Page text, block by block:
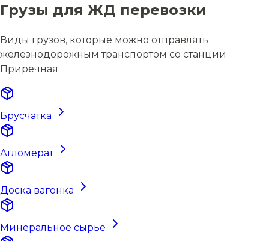
Грузы для ЖД перевозки
Виды грузов, которые можно отправлять
железнодорожным транспортом со станции
Приречная
Брусчатка
Агломерат
Доска вагонка
Минеральное сырье